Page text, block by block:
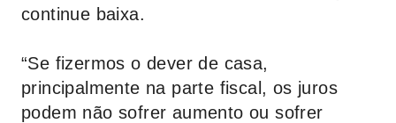
continue baixa.
“Se fizermos o dever de casa,
principalmente na parte fiscal, os juros
podem não sofrer aumento ou sofrer